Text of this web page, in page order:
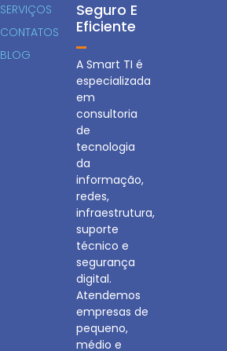
Seguro E
Eficiente
A Smart TI é
especializada
em
consultoria
de
tecnologia
da
informação,
redes,
infraestrutura,
suporte
técnico e
segurança
digital.
Atendemos
empresas de
pequeno,
médio e
SERVIÇOS
CONTATOS
BLOG